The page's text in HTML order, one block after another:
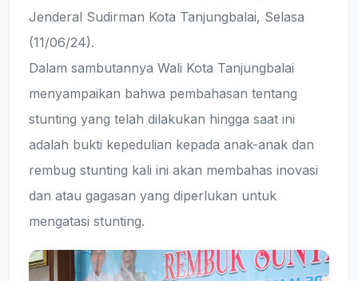
Jenderal Sudirman Kota Tanjungbalai, Selasa
(11/06/24).
Dalam sambutannya Wali Kota Tanjungbalai
menyampaikan bahwa pembahasan tentang
stunting yang telah dilakukan hingga saat ini
adalah bukti kepedulian kepada anak-anak dan
rembug stunting kali ini akan membahas inovasi
dan atau gagasan yang diperlukan untuk
mengatasi stunting.